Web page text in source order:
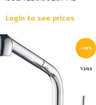
Login to see prices
-18%
נמכר